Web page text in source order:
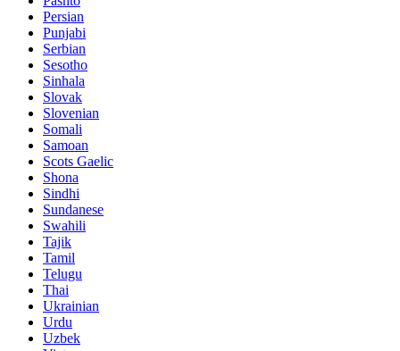
Persian
Punjabi
Serbian
Sesotho
Sinhala
Slovak
Slovenian
Somali
Samoan
Scots Gaelic
Shona
Sindhi
Sundanese
Swahili
Tajik
Tamil
Telugu
Thai
Ukrainian
Urdu
Uzbek